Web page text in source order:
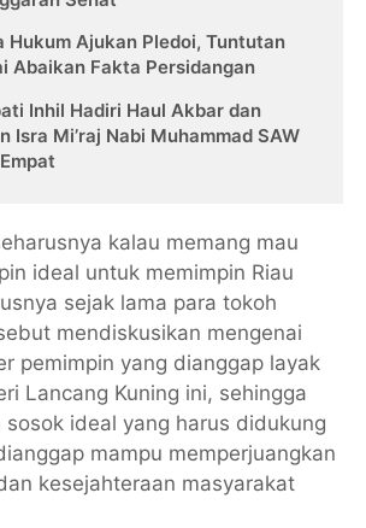
Hukum Ajukan Pledoi, Tuntutan
Abaikan Fakta Persidangan
Inhil Hadiri Haul Akbar dan
Isra Mi’raj Nabi Muhammad SAW
kalau memang mau
ideal untuk memimpin Riau
sejak lama para tokoh
mendiskusikan mengenai
pemimpin yang dianggap layak
Lancang Kuning ini, sehingga
sosok ideal yang harus didukung
mampu memperjuangkan
kesejahteraan masyarakat